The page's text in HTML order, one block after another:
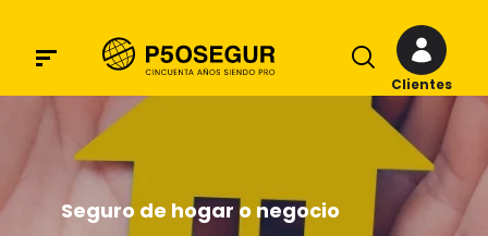
Clientes
Seguro de hogar o negocio